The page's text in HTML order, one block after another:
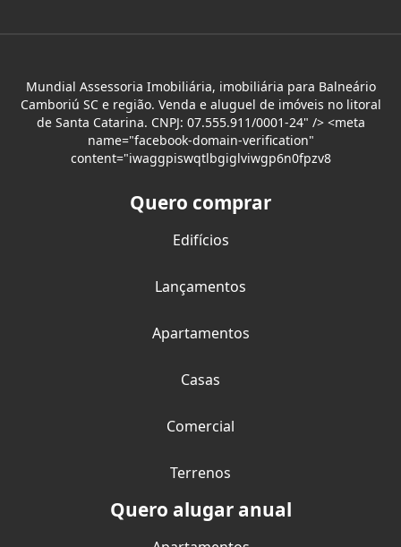
Mundial Assessoria Imobiliária, imobiliária para Balneário
Camboriú SC e região. Venda e aluguel de imóveis no litoral
de Santa Catarina. CNPJ: 07.555.911/0001-24" /> <meta
name="facebook-domain-verification"
content="iwaggpiswqtlbgiglviwgp6n0fpzv8
Quero comprar
Edifícios
Lançamentos
Apartamentos
Casas
Comercial
Terrenos
Quero alugar anual